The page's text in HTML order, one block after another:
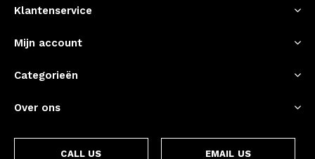
Klantenservice
Mijn account
Categorieën
Over ons
CALL US EMAIL US